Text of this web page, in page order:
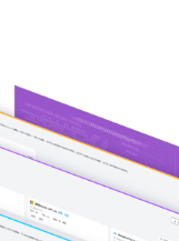
持信创/非信